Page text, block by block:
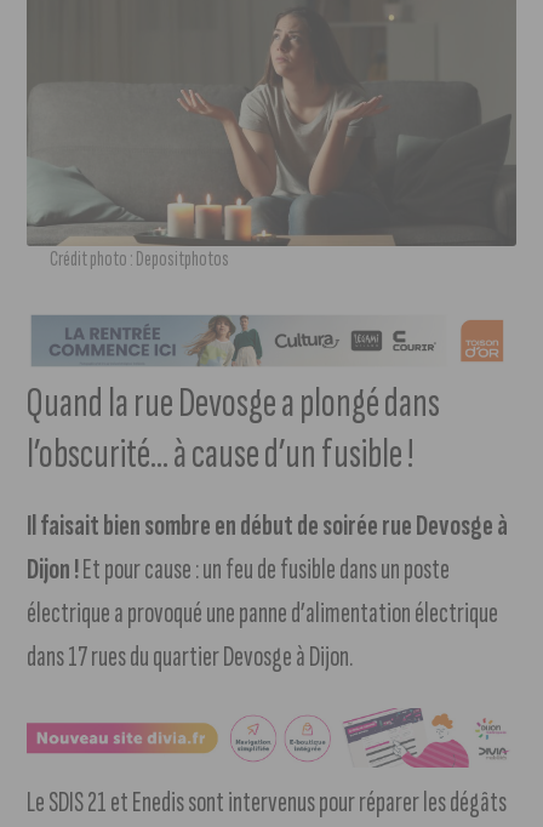
Crédit photo : Depositphotos
Quand la rue Devosge a plongé dans
l’obscurité… à cause d’un fusible !
Il faisait bien sombre en début de soirée rue Devosge à
Dijon !Et pour cause : un feu de fusible dans un poste
électrique a provoqué une panne d’alimentation électrique
dans 17 rues du quartier Devosge à Dijon.
Le SDIS 21 et Enedis sont intervenus pour réparer les dégâts